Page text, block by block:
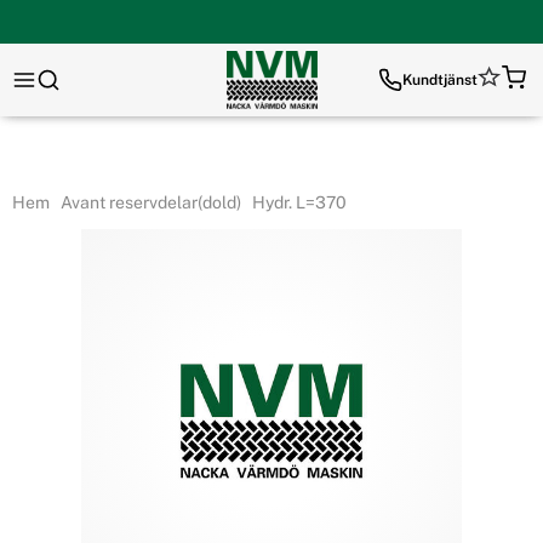
Kundtjänst
Hem Avant reservdelar(dold) Hydr. L=370